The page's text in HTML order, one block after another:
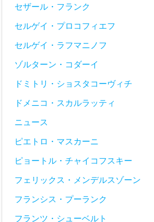
セザール・フランク
セルゲイ・プロコフィエフ
セルゲイ・ラフマニノフ
ゾルターン・コダーイ
ドミトリ・ショスタコーヴィチ
ドメニコ・スカルラッティ
ニュース
ピエトロ・マスカーニ
ピョートル・チャイコフスキー
フェリックス・メンデルスゾーン
フランシス・プーランク
フランツ・シューベルト